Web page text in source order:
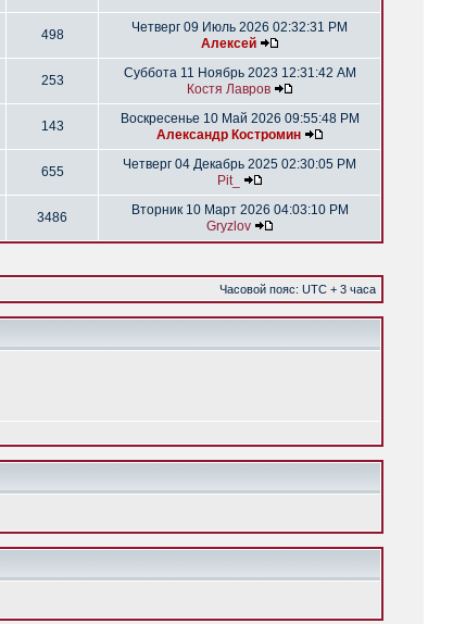
498
Четверг 09 Июль 2026 02:32:31 PM
Алексей
253
Суббота 11 Ноябрь 2023 12:31:42 AM
Костя Лавров
143
Воскресенье 10 Май 2026 09:55:48 PM
Александр Костромин
655
Четверг 04 Декабрь 2025 02:30:05 PM
Pit_
3486
Вторник 10 Март 2026 04:03:10 PM
Gryzlov
Часовой пояс: UTC + 3 часа